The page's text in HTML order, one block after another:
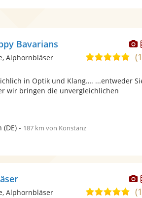
Bavarians
4,9
5
Alphornbläser
in Optik und Klang…. ...entweder
wir bringen die unvergleichlichen
(DE)- 187 km von Konstanz
5,0
Alphornbläser